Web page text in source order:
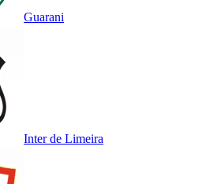
Guarani
Inter de Limeira